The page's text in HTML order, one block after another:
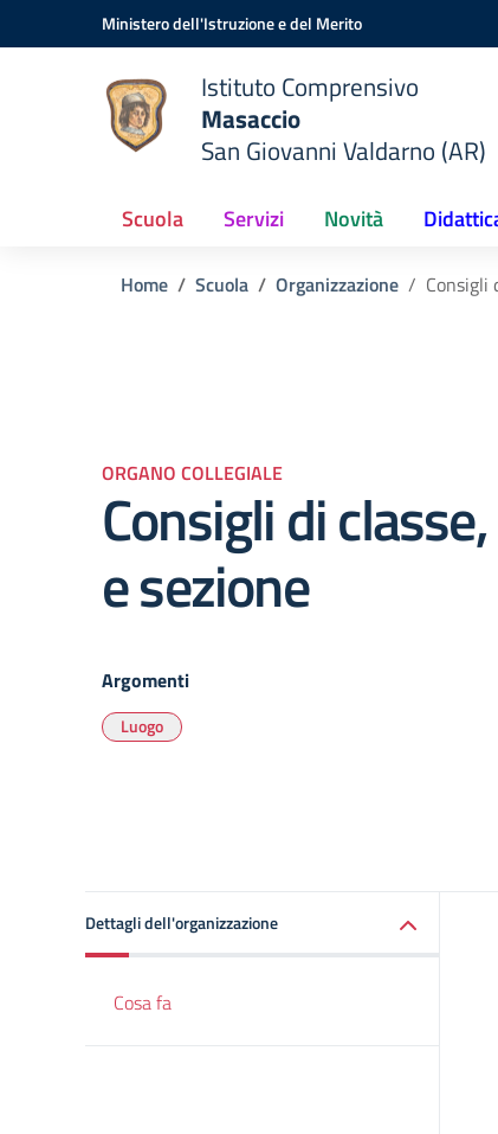
Vai ai contenuti
Vai al menu di navigazioneMinistero dell'Istruzione e del Merito
Istituto Comprensivo
Masaccio
San Giovanni Valdarno (AR)
Scuola Servizi Novità
Home Scuola Organizzazione Consigli
ORGANO COLLEGIALE
Consigli di
e sezione
Argomenti
Luogo
Dettagli dell'organizzazione
Cosa fa